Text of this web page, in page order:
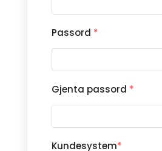
Passord *
Gjenta passord *
Kundesystem*